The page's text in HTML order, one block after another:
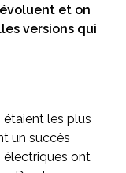
et on
versions qui
les plus
un succès
électriques ont